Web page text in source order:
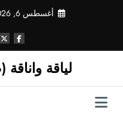
أغسطس 6, 2026
لياقة